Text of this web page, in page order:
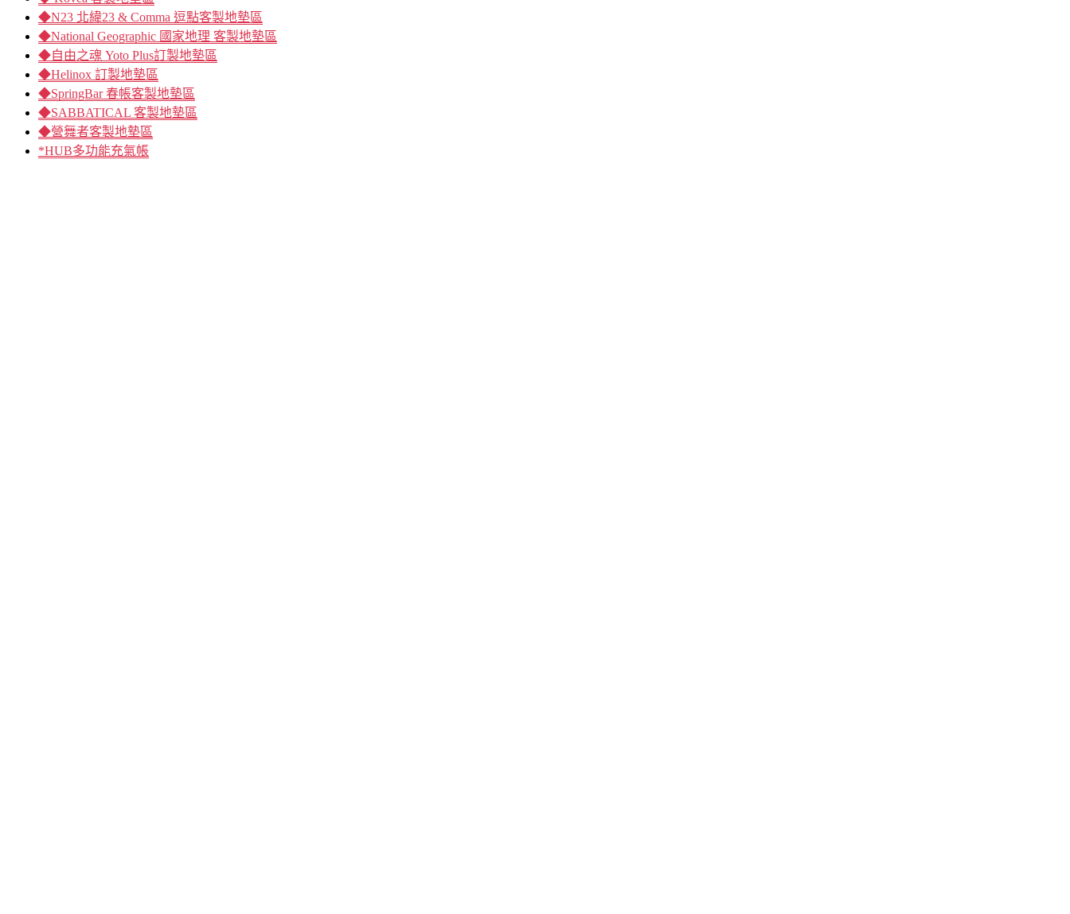
◆N23 北緯23 & Comma 逗點客製地墊區
◆National Geographic 國家地理 客製地墊區
◆自由之魂 Yoto Plus訂製地墊區
◆Helinox 訂製地墊區
◆SpringBar 春帳客製地墊區
◆SABBATICAL 客製地墊區
◆營舞者客製地墊區
*HUB多功能充氣帳